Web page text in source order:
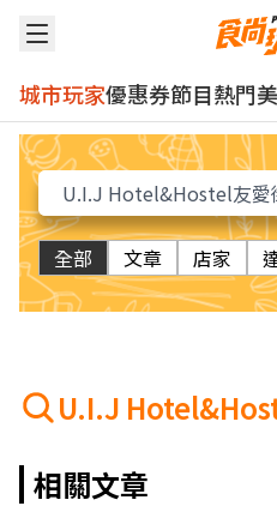
城市玩家優惠券節目熱門
全部 文章 店家
U.I.J
相關文章